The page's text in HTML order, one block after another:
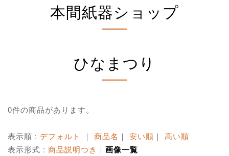
本間紙器ショップ
ひなまつり
0件の商品があります。
表示順 : デフォルト ｜ 商品名 ｜ 安い順 ｜ 高い順
表示形式 : 商品説明つき ｜ 画像一覧